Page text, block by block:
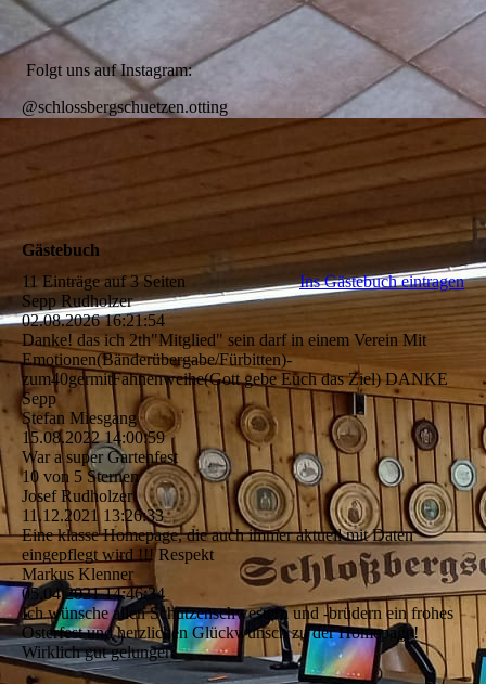
Folgt uns auf Instagram:
@schlossbergschuetzen.otting
Gästebuch
11 Einträge auf 3 Seiten
Ins Gästebuch eintragen
Sepp Rudholzer
02.08.2026 16:21:54
Danke! das ich 2th"Mitglied" sein darf in einem Verein Mit
Emotionen(­Bä­nderü­bergabe/­Fü­rbitten)­
zum40germitFahnenweihe(­Gott gebe Euch das Ziel) DANKE
Sepp
Stefan Miesgang
15.08.2022 14:00:59
War a super Gartenfest
10 von 5 Sternen
Josef Rudholzer
11.12.2021 13:26:33
Eine klasse Homepage, die auch immer aktuell mit Daten
eingepflegt wird !!! Respekt
Markus Klenner
05.04.2021 14:46:34
Ich wünsche allen Schützenschwestern und -brüdern ein frohes
Osterfest und herzlichen Glückwunsch zu der Homepage!
Wirklich gut gelungen.